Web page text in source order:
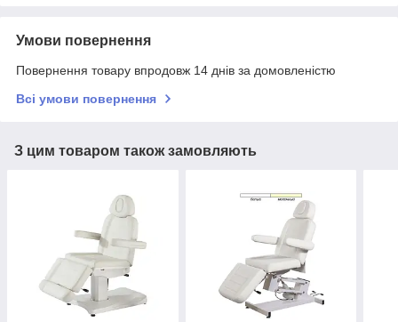
Умови повернення
Повернення товару впродовж 14 днів за домовленістю
Всі умови повернення
З цим товаром також замовляють